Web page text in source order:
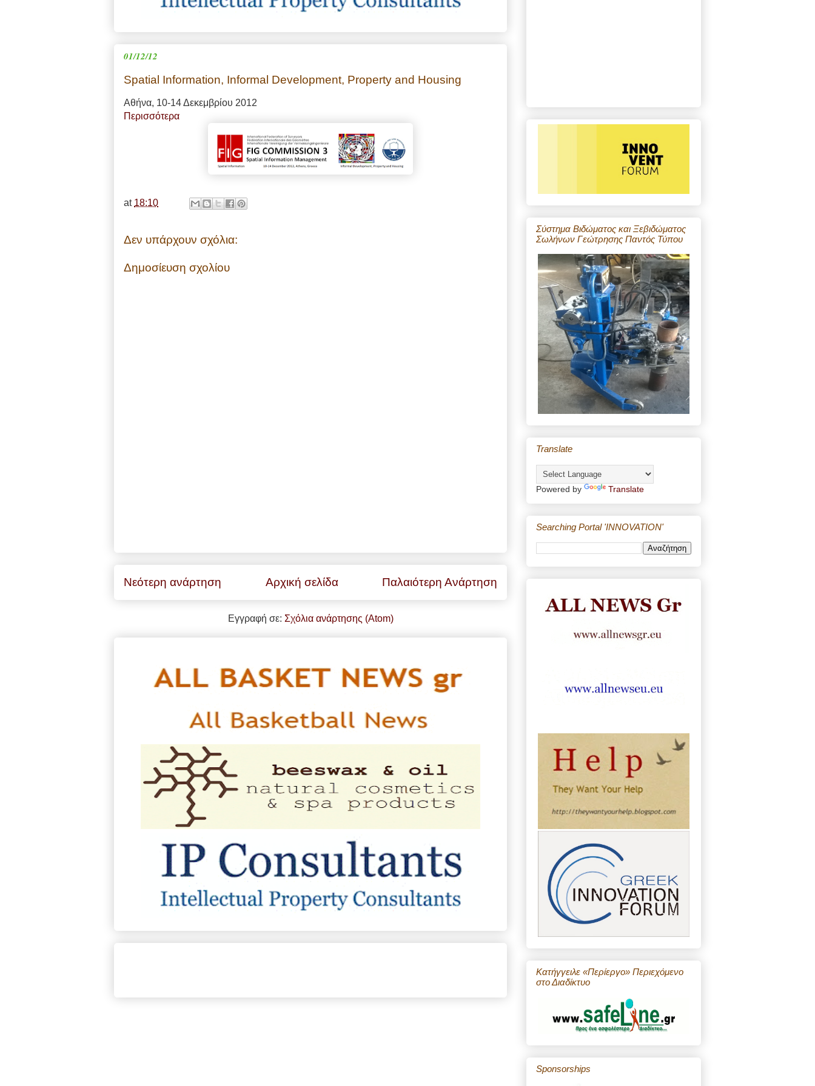
01/12/12
Spatial Information, Informal Development, Property and Housing
Αθήνα, 10-14 Δεκεμβρίου 2012
Περισσότερα
at 18:10
Δεν υπάρχουν σχόλια:
Δημοσίευση σχολίου
Νεότερη ανάρτηση Παλαιότερη Ανάρτηση
Αρχική σελίδα
Εγγραφή σε: Σχόλια ανάρτησης (Atom)
Σύστημα Βιδώματος και Ξεβιδώματος
Σωλήνων Γεώτρησης Παντός Τύπου
Translate
Powered by Translate
Searching Portal 'INNOVATION'
Κατήγγειλε «Περίεργο» Περιεχόμενο
στο Διαδίκτυο
Sponsorships